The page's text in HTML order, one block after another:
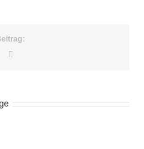
WhatsApp